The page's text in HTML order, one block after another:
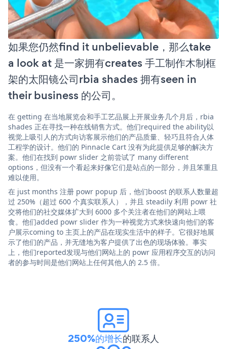
如果您仍然find it unbelievable，那么take
a look at 是一家拥有creates 手工制作木制框
架的太阳镜公司rbia shades 拥有seen in
their business 的公司。
在 getting 在当地展览会和手工艺品展上开展业务几个月后，rbia
shades 正在寻找一种在线销售方式。他们required the ability以
视觉上吸引人的方式向访客展示他们的产品质量、轻巧且符合人体
工程学的设计。他们的 Pinnacle Cart 没有为此提供足够的解决方
案。他们在找到 powr slider 之前尝试了 many different
options，但没有一个看起来好像它们是站点的一部分，并且笨重且
难以使用。
在 just months 注册 powr popup 后，他们boost 的联系人数量超
过 250%（超过 600 个真实联系人），并且 steadily 利用 powr 社
交将他们的社交媒体扩大到 6000 多个关注者在他们的网站上喂
食。他们added powr slider 作为一种视觉方式来快速向他们的客
户展示coming to 主页上的产品在现实生活中的样子。它很好地展
示了他们的产品，并无缝地为客户提供了出色的现场体验。事实
上，他们reported发现与他们网站上的 powr 应用程序交互的访问
者的参与时间是他们网站上任何其他人的 2.5 倍。
250%的增长的联系人